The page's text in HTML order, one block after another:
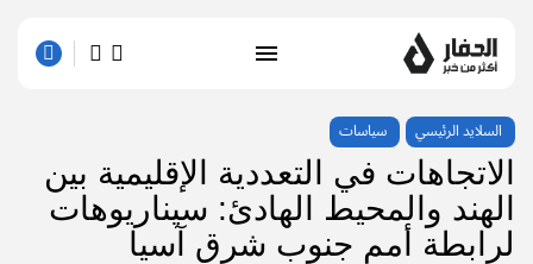
السلايد الرئيسي سياسات
الاتجاهات في التعددية الإقليمية بين
الهند والمحيط الهادئ: سيناريوهات
لرابطة أمم جنوب شرق آسيا